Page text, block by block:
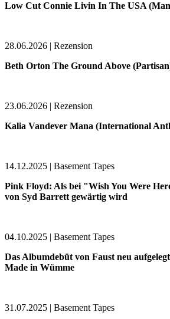
Low Cut Connie Livin In The USA
28.06.2026 | Rezension
Beth Orton The Ground Above
23.06.2026 | Rezension
Kalia Vandever Mana (International
14.12.2025 | Basement Tapes
Pink Floyd: Als bei "Wish You Were
von Syd Barrett gewärtig wird
04.10.2025 | Basement Tapes
Das Albumdebüt von Faust neu
Made in Wümme
31.07.2025 | Basement Tapes